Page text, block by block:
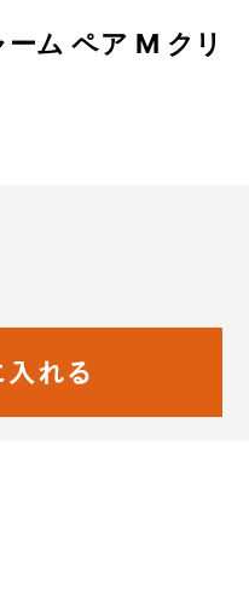
ム ペア M クリ